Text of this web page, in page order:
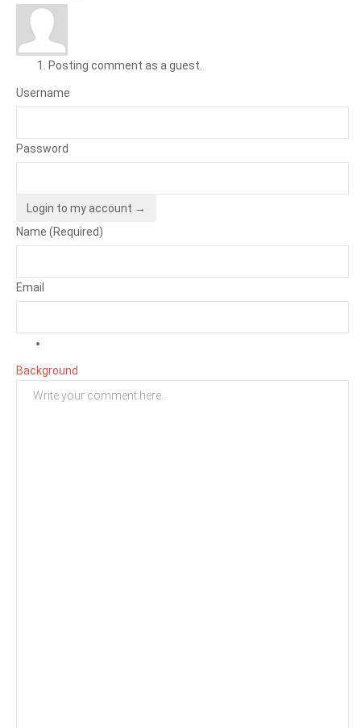
Posting comment as a guest.
Username
Password
Login to my account →
Name (Required)
Email
Background